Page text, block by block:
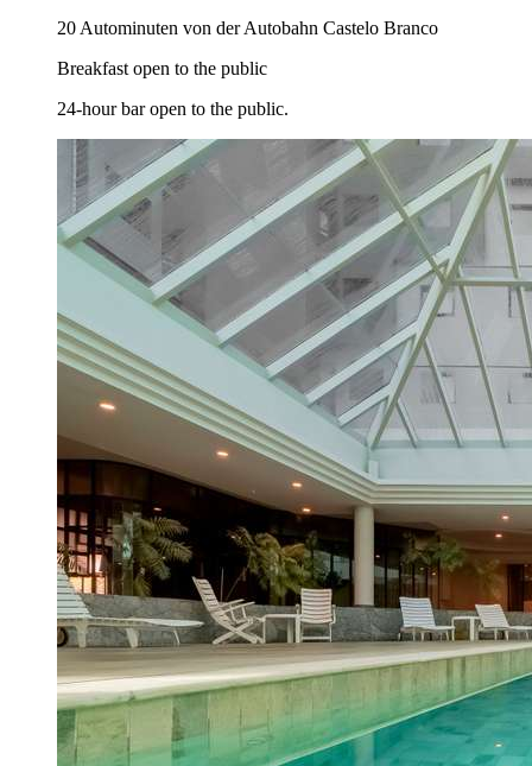
20 Autominuten von der Autobahn Castelo Branco
Breakfast open to the public
24-hour bar open to the public.